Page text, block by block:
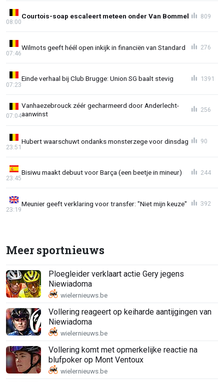
Courtois-soap escaleert meteen onder Van Bommel
08:00
809
Wilmots geeft héél open inkijk in financiën van Standard
07:46
276
Einde verhaal bij Club Brugge: Union SG baalt stevig
07:23
1391
Vanhaezebrouck zéér gecharmeerd door Anderlecht-
aanwinst
07:04
256
Hubert waarschuwt ondanks monsterzege voor dinsdag
23:51
90
Bisiwu maakt debuut voor Barça (een beetje in mineur)
23:45
244
Meunier geeft verklaring voor transfer: "Niet mijn keuze"
23:19
392
Meer sportnieuws
Ploegleider verklaart actie Gery jegens
Niewiadoma
Vollering reageert op keiharde aantijgingen van
Niewiadoma
Vollering komt met opmerkelijke reactie na
blufpoker op Mont Ventoux